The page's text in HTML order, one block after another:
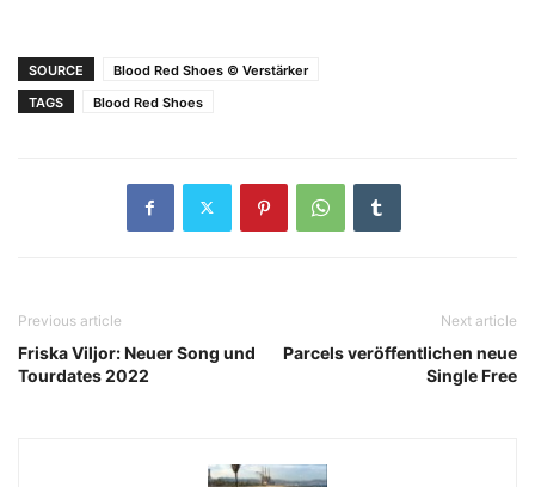
SOURCE
Blood Red Shoes © Verstärker
TAGS
Blood Red Shoes
Previous article
Friska Viljor: Neuer Song und
Tourdates 2022
Next article
Parcels veröffentlichen neue
Single Free